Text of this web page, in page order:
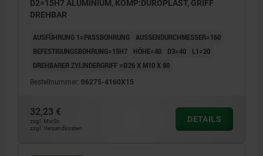
D2=15H7 ALUMINIUM, KOMP:DUROPLAST, GRIFF
DREHBAR
AUSFÜHRUNG 1=PASSBOHRUNG AUSSENDURCHMESSER=160
BEFESTIGUNGSBOHRUNG=15H7
HÖHE=40 D3=40
L1=20
DREHBARER ZYLINDERGRIFF =Ø26 X M10 X 80
Bestellnummer: 06275-4160X15
32,23 €
zzgl. MwSt.
zzgl. Versandkosten
DETAILS